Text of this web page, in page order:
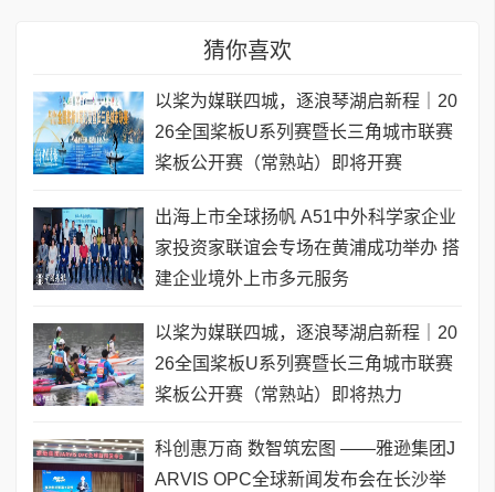
猜你喜欢
以桨为媒联四城，逐浪琴湖启新程｜20
26全国桨板U系列赛暨长三角城市联赛
桨板公开赛（常熟站）即将开赛
出海上市全球扬帆 A51中外科学家企业
家投资家联谊会专场在黄浦成功举办 搭
建企业境外上市多元服务
以桨为媒联四城，逐浪琴湖启新程｜20
26全国桨板U系列赛暨长三角城市联赛
桨板公开赛（常熟站）即将热力
科创惠万商 数智筑宏图 ——雅逊集团J
ARVIS OPC全球新闻发布会在长沙举